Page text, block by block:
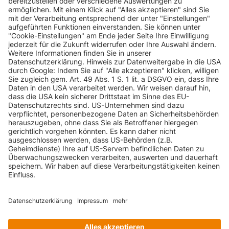
RENAULT Scenic (JA)
Scenic RX4
2.0
138 PS
INFORMATIONEN
KUNDENSERVICE
INFORMATIONEN
ZAHLUNGSARTEN
KONTAKT
GEPRÜFTE QUALITÄT